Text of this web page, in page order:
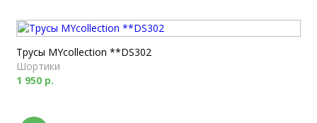
Трусы MYcollection **DS302
Шортики
1 950 р.